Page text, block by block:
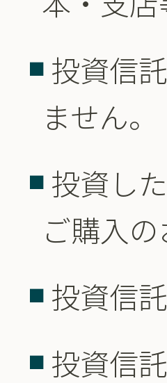
投資信
ません。
投資し
ご購入
投資信
投資信